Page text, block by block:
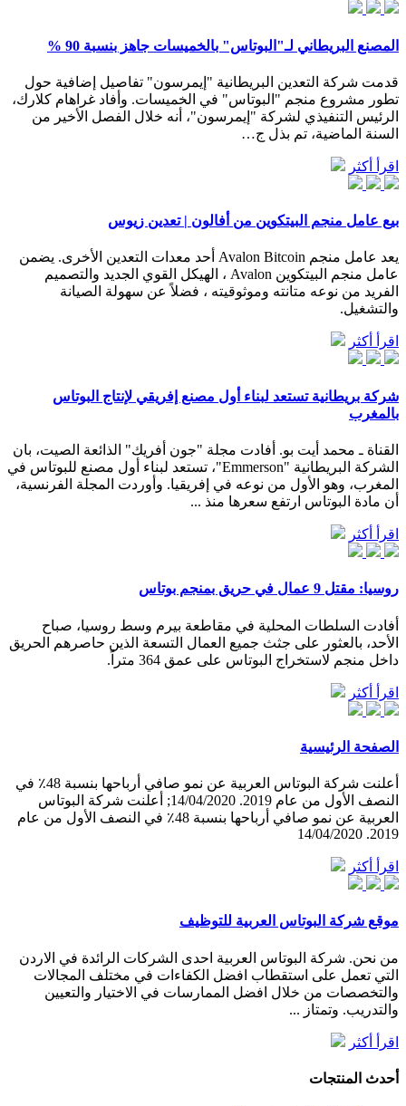
المصنع البريطاني لـ"البوتاس" بالخميسات جاهز بنسبة 90 %
قدمت شركة التعدين البريطانية "إيمرسون" تفاصيل إضافية حول
تطور مشروع منجم "البوتاس" في الخميسات. وأفاد غراهام كلارك،
الرئيس التنفيذي لشركة "إيمرسون"، أنه خلال الفصل الأخير من
السنة الماضية، تم بذل ج…
اقرأ أكثر
بيع عامل منجم البيتكوين من أفالون | تعدين زيوس
يعد عامل منجم Avalon Bitcoin أحد معدات التعدين الأخرى. يضمن
عامل منجم البيتكوين Avalon ، الهيكل القوي الجديد والتصميم
الفريد من نوعه متانته وموثوقيته ، فضلاً عن سهولة الصيانة
والتشغيل.
اقرأ أكثر
شركة بريطانية تستعد لبناء أول مصنع إفريقي لإنتاج البوتاس
بالمغرب
القناة ـ محمد أيت بو. أفادت مجلة "جون أفريك" الذائعة الصيت، بان
الشركة البريطانية "Emmerson"، تستعد لبناء أول مصنع للبوتاس في
المغرب، وهو الأول من نوعه في إفريقيا. وأوردت المجلة الفرنسية،
أن مادة البوتاس ارتفع سعرها منذ ...
اقرأ أكثر
روسيا: مقتل 9 عمال في حريق بمنجم بوتاس
أفادت السلطات المحلية في مقاطعة بيرم وسط روسيا، صباح
الأحد، بالعثور على جثث جميع العمال التسعة الذين حاصرهم الحريق
داخل منجم لاستخراج البوتاس على عمق 364 متراً.
اقرأ أكثر
الصفحة الرئيسية
أعلنت شركة البوتاس العربية عن نمو صافي أرباحها بنسبة 48٪ في
النصف الأول من عام 2019. 14/04/2020; أعلنت شركة البوتاس
العربية عن نمو صافي أرباحها بنسبة 48٪ في النصف الأول من عام
2019. 14/04/2020
اقرأ أكثر
موقع شركة البوتاس العربية للتوظيف
من نحن. شركة البوتاس العربية احدى الشركات الرائدة في الاردن
التي تعمل على استقطاب افضل الكفاءات في مختلف المجالات
والتخصصات من خلال افضل الممارسات في الاختيار والتعيين
والتدريب. وتمتاز ...
اقرأ أكثر
أحدث المنتجات